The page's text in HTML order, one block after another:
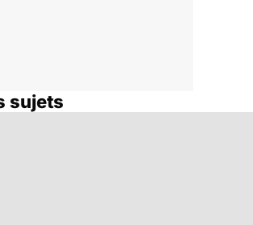
sujets